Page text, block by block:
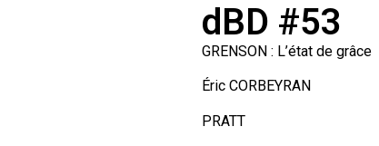
dBD #53
GRENSON : L’état de grâce
Éric CORBEYRAN
PRATT